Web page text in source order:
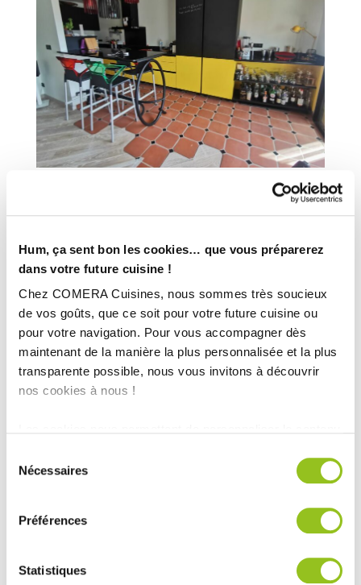
Hum, ça sent bon les cookies… que vous préparerez
dans votre future cuisine !
Chez COMERA Cuisines, nous sommes très soucieux
de vos goûts, que ce soit pour votre future cuisine ou
pour votre navigation. Pour vous accompagner dès
maintenant de la manière la plus personnalisée et la plus
transparente possible, nous vous invitons à découvrir
nos cookies à nous !
médias sociaux et d'analyser notre trafic. Nous
partageons également des informations sur l'utilisation de
notre site avec nos partenaires de médias sociaux, de
publicité et d'analyse, qui peuvent combiner celles-ci
ou qu'ils ont collectées lors de votre utilisation de leurs
Nécessaires
Préférences
Statistiques
TECHNIQUES :
Ville :Cagnes-Sur-Mer
COMERA Cuisines à Nice Saint-Laurent-du-Var (06)
COMERA